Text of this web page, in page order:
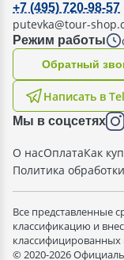
Режим работы
+7 (495) 720-98-57
putevka@tour-
Написать в
Oбратный
Мы в соцсетях
О насОплатаКак
Политика
Все представленные
классификацию и
классифицированных
© 2020-2026